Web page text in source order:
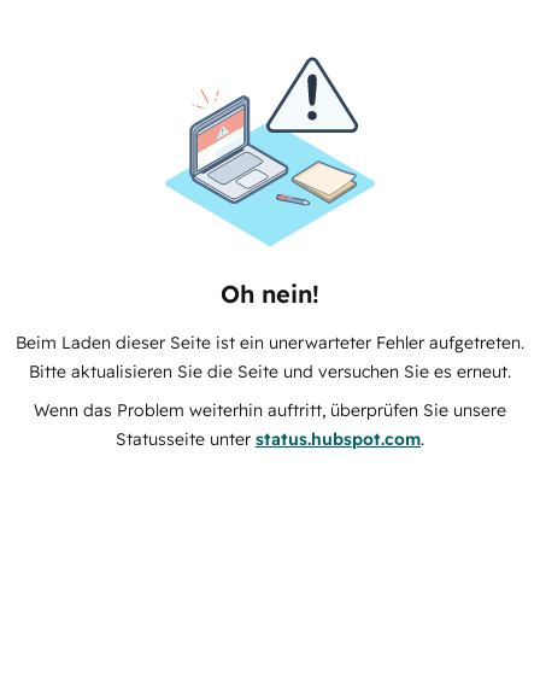
Oh nein!
Beim Laden dieser Seite ist ein unerwarteter Fehler aufgetreten.
Bitte aktualisieren Sie die Seite und versuchen Sie es erneut.
Wenn das Problem weiterhin auftritt, überprüfen Sie unsere
Statusseite unter status.hubspot.com.